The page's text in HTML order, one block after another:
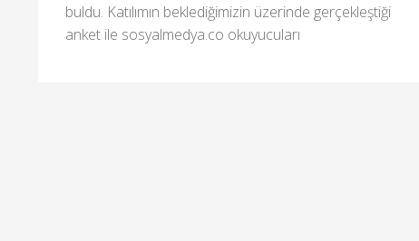
buldu. Katılımın beklediğimizin üzerinde gerçekleştiği
anket ile sosyalmedya.co okuyucuları